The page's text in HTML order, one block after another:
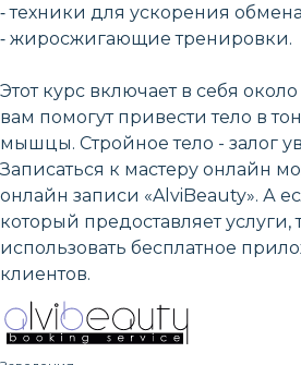
⁃ техники для ускорения
⁃ жиросжигающие тренировки.
Этот курс включает в себя
вам помогут привести тело в
мышцы. Стройное тело - залог
Записаться к мастеру онлайн
онлайн записи «AlviBeauty». А
который предоставляет услуги,
использовать бесплатное
клиентов.